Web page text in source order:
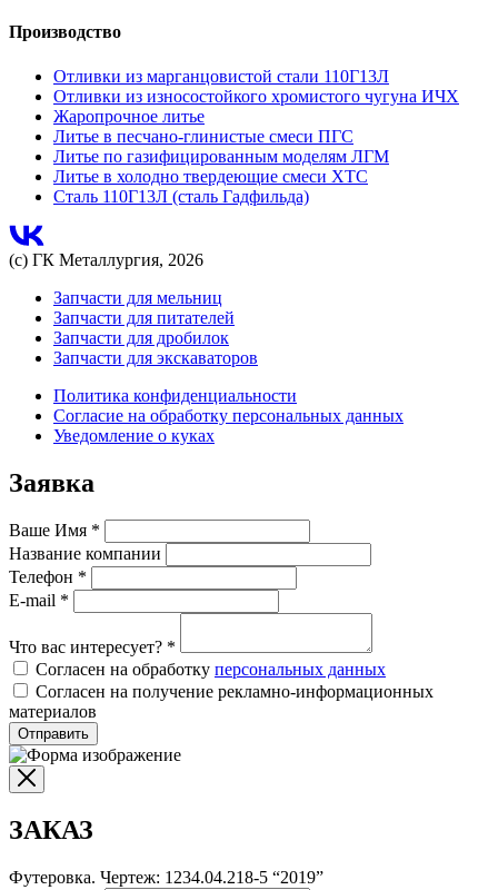
Производство
Отливки из марганцовистой стали 110Г13Л
Отливки из износостойкого хромистого чугуна ИЧХ
Жаропрочное литье
Литье в песчано-глинистые смеси ПГС
Литье по газифицированным моделям ЛГМ
Литье в холодно твердеющие смеси ХТС
Сталь 110Г13Л (сталь Гадфильда)
(с) ГК Металлургия, 2026
Запчасти для мельниц
Запчасти для питателей
Запчасти для дробилок
Запчасти для экскаваторов
Политика конфиденциальности
Согласие на обработку персональных данных
Уведомление о куках
Заявка
Ваше Имя *
Название компании
Телефон *
E-mail *
Что вас интересует? *
Согласен на обработку персональных данных
Согласен на получение рекламно-информационных
материалов
Отправить
ЗАКАЗ
Футеровка. Чертеж: 1234.04.218-5 “2019”